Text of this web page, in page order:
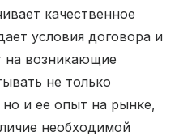
качественное
условия договора и
на возникающие
не только
и ее опыт на рынке,
необходимой